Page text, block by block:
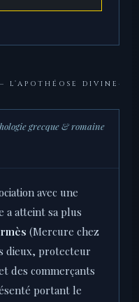
L’APOTHÉOSE DIVINE
grecque & romaine
avec une
a atteint sa plus
(Mercure chez
dieux, protecteur
des commerçants
portant le